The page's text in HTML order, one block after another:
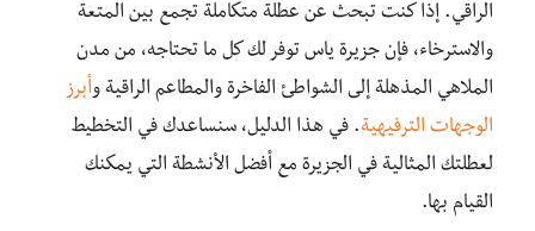
الراقي. إذا كنت تبحث عن عطلة متكاملة تجمع بين المتعة
والاسترخاء، فإن جزيرة ياس توفر لك كل ما تحتاجه، من مدن
الملاهي المذهلة إلى الشواطئ الفاخرة والمطاعم الراقية وأبرز
الوجهات الترفيهية. في هذا الدليل، سنساعدك في التخطيط
لعطلتك المثالية في الجزيرة مع أفضل الأنشطة التي يمكنك
القيام بها.